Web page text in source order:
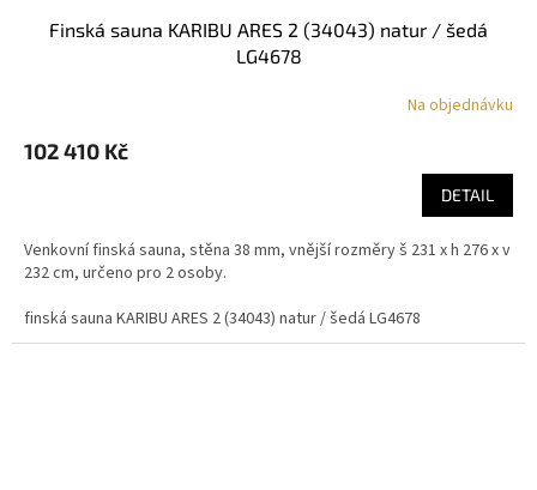
finská sauna KARIBU ARES 2 (34043) natur / šedá
LG4678
Na objednávku
102 410 Kč
DETAIL
Venkovní finská sauna, stěna 38 mm, vnější rozměry š 231 x h 276 x v
232 cm, určeno pro 2 osoby.
finská sauna KARIBU ARES 2 (34043) natur / šedá LG4678